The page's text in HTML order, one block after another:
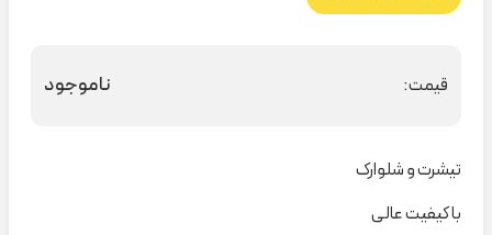
قیمت: ناموجود
تیشرت و شلوارک
با کیفیت عالی